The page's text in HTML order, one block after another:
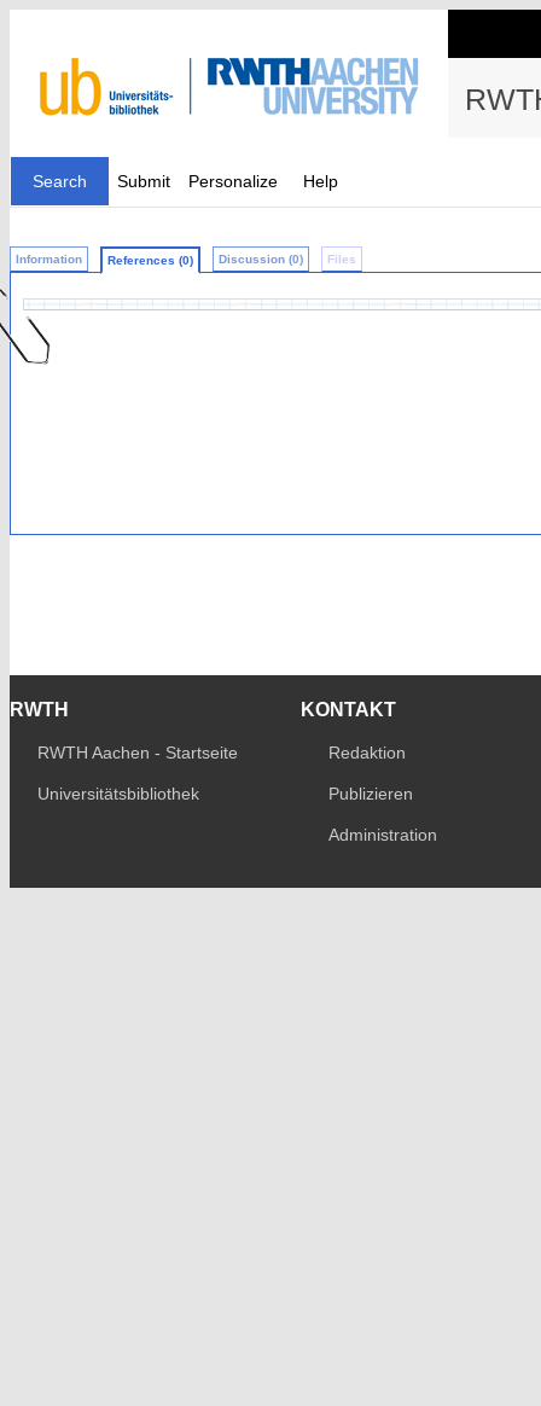
Search Submit Personalize Help
Information References (0) Discussion (0) Files
RWTH
RWTH Aachen - Startseite
Universitätsbibliothek
KONTAKT
Redaktion
Publizieren
Administration